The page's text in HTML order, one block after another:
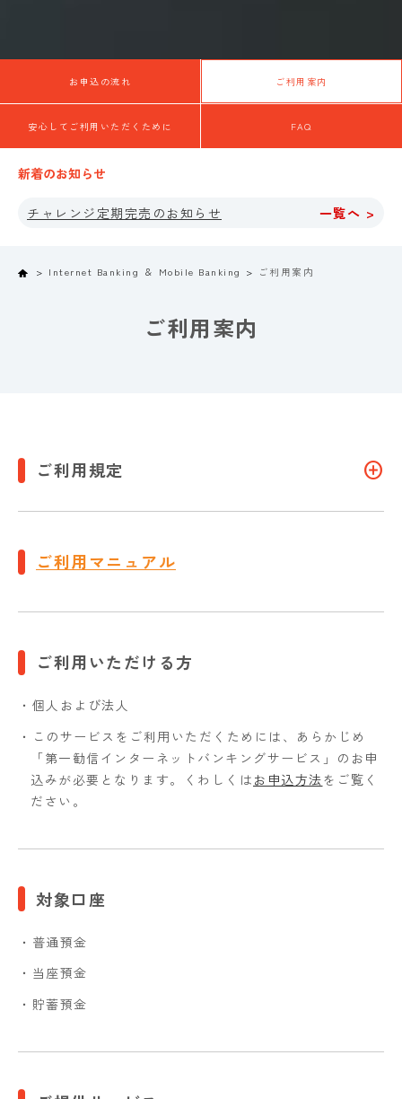
お申込の流れ ご利用案内
安心してご利用いただくために FAQ
新着のお知らせ
チャレンジ定期完売のお知らせ 一覧へ >
HomeInternet Banking ＆ Mobile Banking ご利用案内
ご利用案内
ご利用規定 add_circle
ご利用マニュアル
ご利用いただける方
・個人および法人
・このサービスをご利用いただくためには、あらかじめ
「第一勧信インターネットバンキングサービス」のお申
込みが必要となります。くわしくは お申込方法をご覧く
ださい。
対象口座
・普通預金
・当座預金
・貯蓄預金